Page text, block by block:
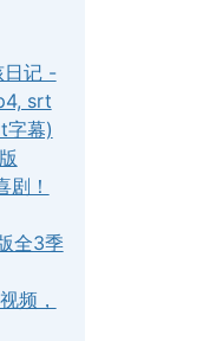
记 -
srt
字幕)
剧！
全3季
频，